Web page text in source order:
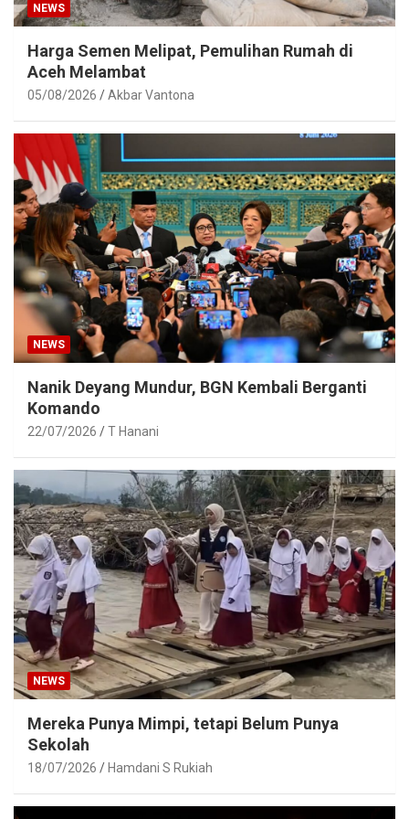
NEWS
Harga Semen Melipat, Pemulihan Rumah di
Aceh Melambat
05/08/2026 Akbar Vantona
NEWS
Nanik Deyang Mundur, BGN Kembali Berganti
Komando
22/07/2026 T Hanani
NEWS
Mereka Punya Mimpi, tetapi Belum Punya
Sekolah
18/07/2026 Hamdani S Rukiah